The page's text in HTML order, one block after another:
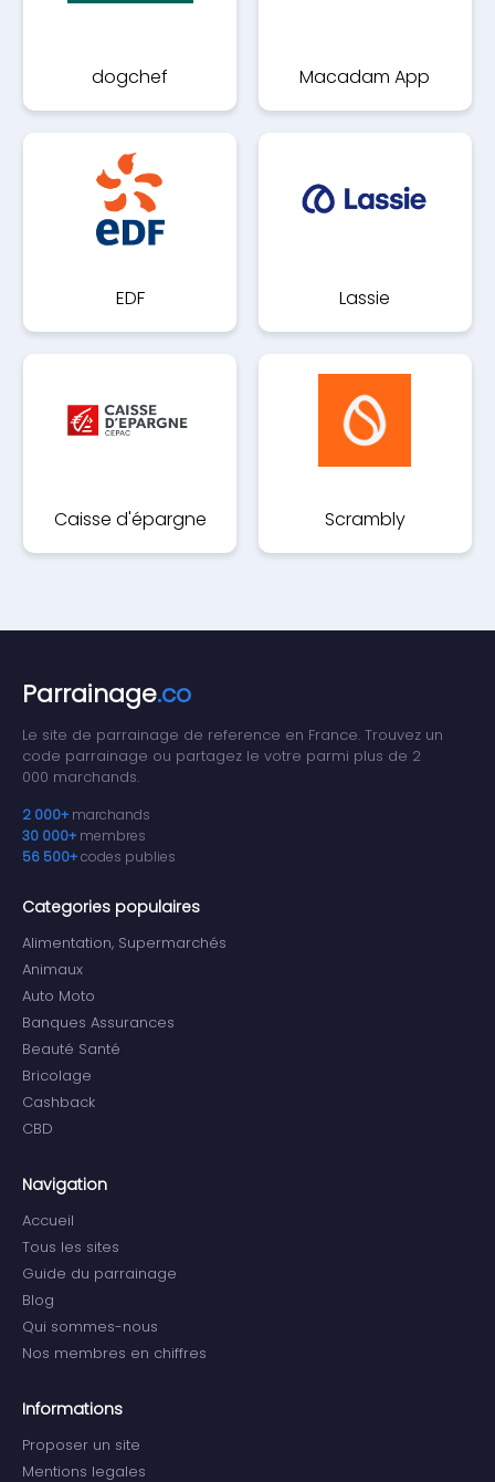
dogchef Macadam App
EDF Lassie
Caisse d'épargne Scrambly
Parrainage.co
Le site de parrainage de reference en France. Trouvez un
code parrainage ou partagez le votre parmi plus de 2
000 marchands.
2 000+ marchands
30 000+ membres
56 500+codes publies
Categories populaires
Alimentation, Supermarchés
Animaux
Auto Moto
Banques Assurances
Beauté Santé
Bricolage
Cashback
CBD
Navigation
Accueil
Tous les sites
Guide du parrainage
Blog
Qui sommes-nous
Nos membres en chiffres
Informations
Proposer un site
Mentions legales